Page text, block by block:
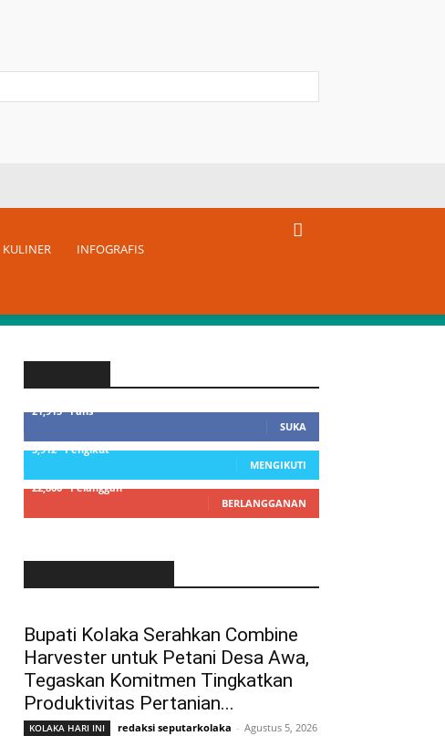
KULINER INFOGRAFIS
21,915 Fans
SUKA
3,912 Pengikut
MENGIKUTI
22,800 Pelanggan
BERLANGGANAN
Bupati Kolaka Serahkan Combine
Harvester untuk Petani Desa Awa,
Tegaskan Komitmen Tingkatkan
Produktivitas Pertanian...
KOLAKA HARI INI redaksi seputarkolaka - Agustus 5, 2026